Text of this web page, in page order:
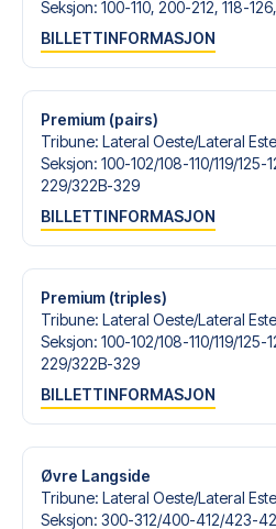
Seksjon: 100-110, 200-212, 118-
BILLETTINFORMASJON
Premium (pairs)
Tribune: Lateral Oeste/​Lateral Este
Seksjon: 100-102/​108-110/​119/​
229/​322B-329
BILLETTINFORMASJON
Premium (triples)
Tribune: Lateral Oeste/​Lateral Este
Seksjon: 100-102/​108-110/​119/​
229/​322B-329
BILLETTINFORMASJON
Øvre Langside
Tribune: Lateral Oeste/​Lateral Este
Seksjon: 300-312/​400-412/​423-